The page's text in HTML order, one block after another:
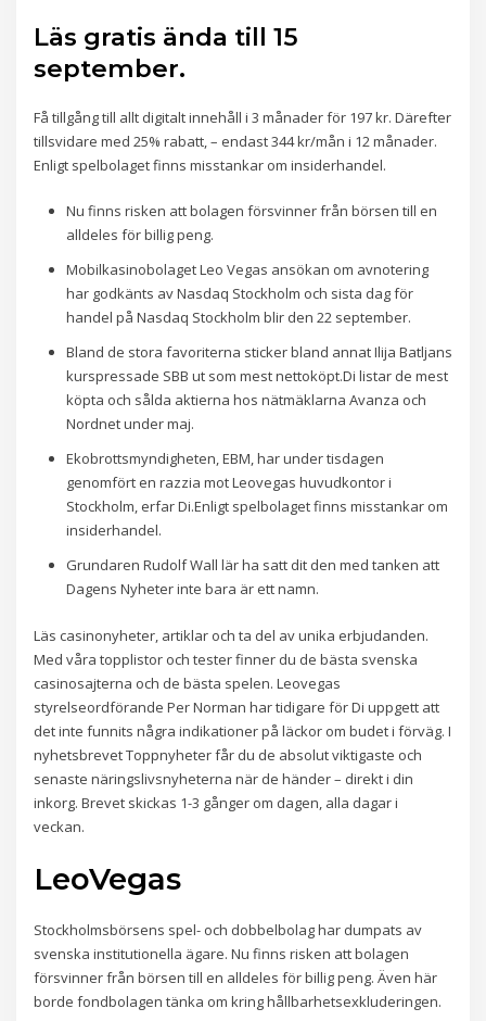
Läs gratis ända till 15
september.
Få tillgång till allt digitalt innehåll i 3 månader för 197 kr. Därefter
tillsvidare med 25% rabatt, – endast 344 kr/mån i 12 månader.
Enligt spelbolaget finns misstankar om insiderhandel.
Nu finns risken att bolagen försvinner från börsen till en
alldeles för billig peng.
Mobilkasinobolaget Leo Vegas ansökan om avnotering
har godkänts av Nasdaq Stockholm och sista dag för
handel på Nasdaq Stockholm blir den 22 september.
Bland de stora favoriterna sticker bland annat Ilija Batljans
kurspressade SBB ut som mest nettoköpt.Di listar de mest
köpta och sålda aktierna hos nätmäklarna Avanza och
Nordnet under maj.
Ekobrottsmyndigheten, EBM, har under tisdagen
genomfört en razzia mot Leovegas huvudkontor i
Stockholm, erfar Di.Enligt spelbolaget finns misstankar om
insiderhandel.
Grundaren Rudolf Wall lär ha satt dit den med tanken att
Dagens Nyheter inte bara är ett namn.
Läs casinonyheter, artiklar och ta del av unika erbjudanden.
Med våra topplistor och tester finner du de bästa svenska
casinosajterna och de bästa spelen. Leovegas
styrelseordförande Per Norman har tidigare för Di uppgett att
det inte funnits några indikationer på läckor om budet i förväg. I
nyhetsbrevet Toppnyheter får du de absolut viktigaste och
senaste näringslivsnyheterna när de händer – direkt i din
inkorg. Brevet skickas 1-3 gånger om dagen, alla dagar i
veckan.
LeoVegas
Stockholmsbörsens spel- och dobbelbolag har dumpats av
svenska institutionella ägare. Nu finns risken att bolagen
försvinner från börsen till en alldeles för billig peng. Även här
borde fondbolagen tänka om kring hållbarhetsexkluderingen.